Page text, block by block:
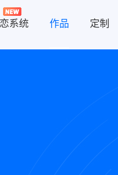
系统 作品 定制